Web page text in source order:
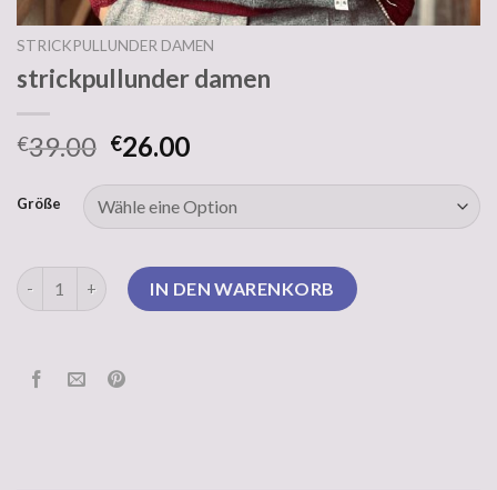
STRICKPULLUNDER DAMEN
strickpullunder damen
€39.00 €26.00
Größe
strickpullunder damen MengeIN DEN WARENKORB